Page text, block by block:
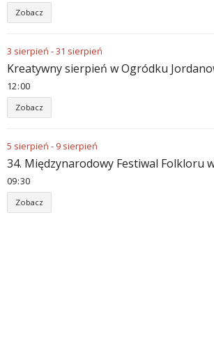
Zobacz
3 sierpień -31 sierpień
Kreatywny sierpień w Ogródku
12 00
Zobacz
5 sierpień - 9 sierpień
34. Międzynarodowy Festiwal Folkloru
09 30
Zobacz